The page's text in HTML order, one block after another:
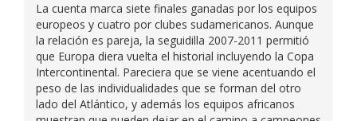
La cuenta marca siete finales ganadas por los equipos
europeos y cuatro por clubes sudamericanos. Aunque
la relación es pareja, la seguidilla 2007-2011 permitió
que Europa diera vuelta el historial incluyendo la Copa
Intercontinental. Pareciera que se viene acentuando el
peso de las individualidades que se forman del otro
lado del Atlántico, y además los equipos africanos